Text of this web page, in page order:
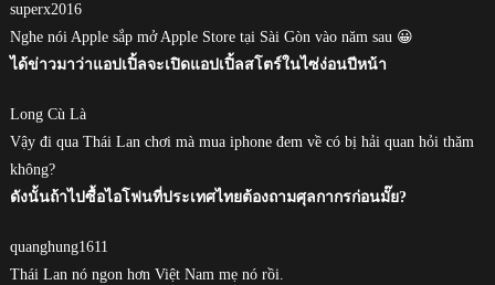
superx2016
Nghe nói Apple sắp mở Apple Store tại Sài Gòn vào năm sau 😀
ได้ข่าวมาว่าแอปเปิ้ลจะเปิดแอปเปิ้ลสโตร์ในไซ่ง่อนปีหน้า
Long Cù Là
Vậy đi qua Thái Lan chơi mà mua iphone đem về có bị hải quan hỏi thăm
không?
ดังนั้นถ้าไปซื้อไอโฟนที่ประเทศไทยต้องถามศุลกากรก่อนมั๊ย?
quanghung1611
Thái Lan nó ngon hơn Việt Nam mẹ nó rồi.